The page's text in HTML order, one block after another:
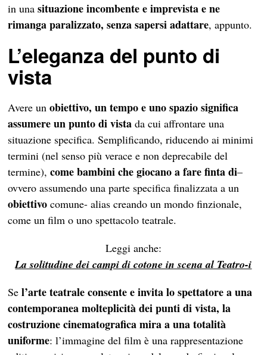
in unasituazione incombente e imprevista e ne
rimanga paralizzato, senza sapersi adattare, appunto.
L’eleganza del punto di
vista
Avere unobiettivo, un tempo e uno spazio significa
assumere un punto di vista da cui affrontare una
situazione specifica. Semplificando, riducendo ai minimi
termini (nel senso più verace e non deprecabile del
termine),come bambini che giocano a fare finta di–
ovvero assumendo una parte specifica finalizzata a un
obiettivo comune- alias creando un mondo finzionale,
come un film o uno spettacolo teatrale.
Leggi anche:
La solitudine dei campi di cotone in scena al Teatro-i
Sel’arte teatrale consente e invita lo spettatore a una
contemporanea molteplicità dei punti di vista, la
costruzione cinematografica mira a una totalità
uniforme: l’immagine del film è una rappresentazione